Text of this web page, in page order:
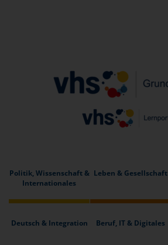
Politik, Wissenschaft &
Internationales
Leben & Gesellschaft
Deutsch & Integration Beruf, IT & Digitales